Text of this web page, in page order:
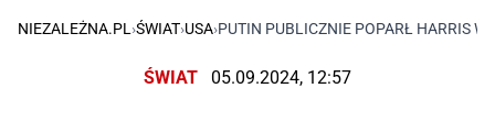
NIEZALEŻNA.PL ›ŚWIAT›USA›PUTIN PUBLICZNIE POPARŁ HARRIS W
ŚWIAT 05.09.2024, 12:57